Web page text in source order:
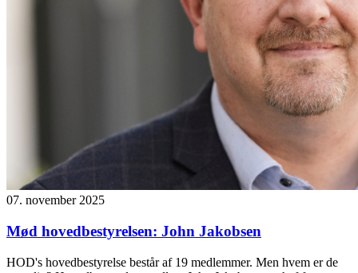
07. november 2025
Mød hovedbestyrelsen: John Jakobsen
HOD's hovedbestyrelse består af 19 medlemmer. Men hvem er de